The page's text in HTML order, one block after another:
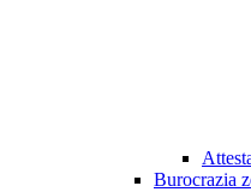
Burocrazia